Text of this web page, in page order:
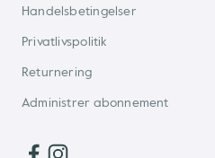
Handelsbetingelser
Privatlivspolitik
Returnering
Administrer abonnement